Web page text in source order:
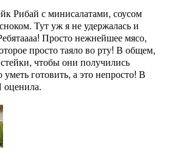
Рибай с минисалатами, соусом
Тут уж я не удержалась и
Просто нежнейшее мясо,
просто таяло во рту! В общем,
чтобы они получились
готовить, а это непросто! В